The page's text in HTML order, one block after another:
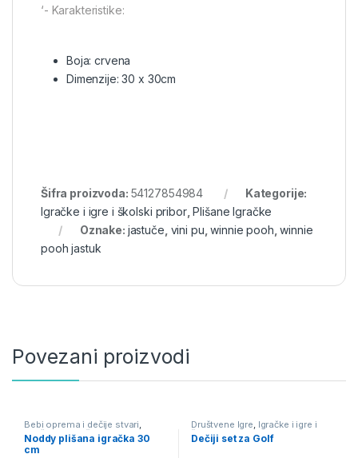
‘- Karakteristike:
Boja: crvena
Dimenzije: 30 x 30cm
Šifra proizvoda: 54127854984
Kategorije:
Igračke i igre i školski pribor,Plišane Igračke
Oznake: jastuče vini pu ,winnie pooh ,winnie
pooh jastuk
Povezani proizvodi
Bebi oprema i dečije stvari
Igračke i igre i školski pribor ,
Plišane Igračke
Noddy plišana igračka 30
cm
Društvene Igre Igračke i igre i
školski pribor
Dečiji set za Golf